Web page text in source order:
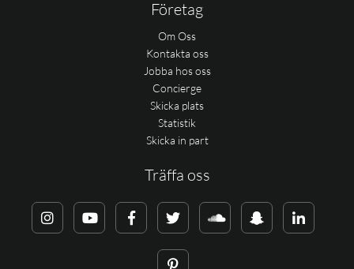
Företag
Om Oss
Kontakta oss
Jobba hos oss
Concierge
Skicka plats
Statistik
Skicka in part
Träffa oss